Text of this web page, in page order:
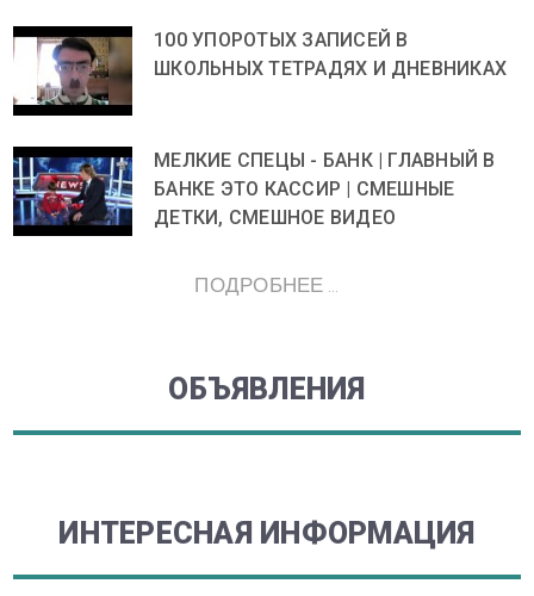
100 УПОРОТЫХ ЗАПИСЕЙ В
ШКОЛЬНЫХ ТЕТРАДЯХ И ДНЕВНИКАХ
МЕЛКИЕ СПЕЦЫ - БАНК | ГЛАВНЫЙ В
БАНКЕ ЭТО КАССИР | СМЕШНЫЕ
ДЕТКИ, СМЕШНОЕ ВИДЕО
ПОДРОБНЕЕ ...
ОБЪЯВЛЕНИЯ
ИНТЕРЕСНАЯ ИНФОРМАЦИЯ